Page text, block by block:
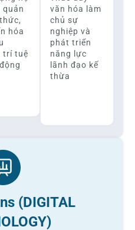
quản
hóa
trí tuệ
văn hóa làm
chủ sự
nghiệp và
phát triển
năng lực
lãnh đạo kế
thừa
(DIGITAL